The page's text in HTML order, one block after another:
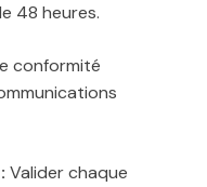
48 heures.
conformité
Valider chaque